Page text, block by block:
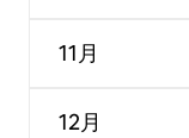
11月
12月